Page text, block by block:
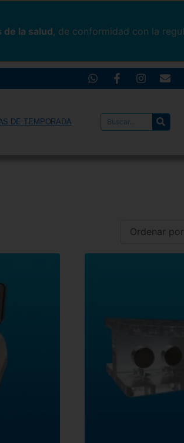
de la salud, de conformidad con la
DE TEMPORADA